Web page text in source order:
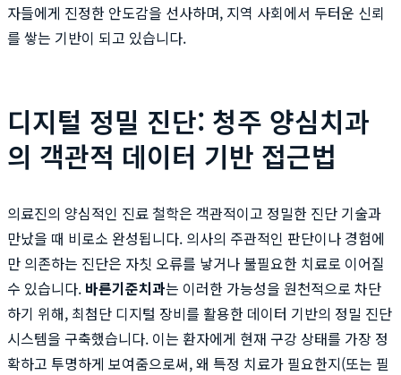
자들에게 진정한 안도감을 선사하며, 지역 사회에서 두터운 신뢰
를 쌓는 기반이 되고 있습니다.
디지털 정밀 진단: 청주 양심치과
의 객관적 데이터 기반 접근법
의료진의 양심적인 진료 철학은 객관적이고 정밀한 진단 기술과
만났을 때 비로소 완성됩니다. 의사의 주관적인 판단이나 경험에
만 의존하는 진단은 자칫 오류를 낳거나 불필요한 치료로 이어질
수 있습니다. 바른기준치과는 이러한 가능성을 원천적으로 차단
하기 위해, 최첨단 디지털 장비를 활용한 데이터 기반의 정밀 진단
시스템을 구축했습니다. 이는 환자에게 현재 구강 상태를 가장 정
확하고 투명하게 보여줌으로써, 왜 특정 치료가 필요한지(또는 필